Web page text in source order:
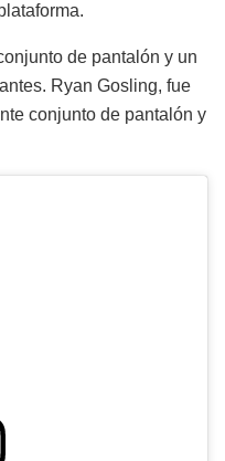
de pantalón y un
Ryan Gosling, fue
conjunto de pantalón y